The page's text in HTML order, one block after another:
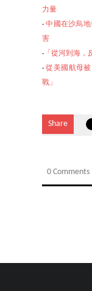
力量
‧中國在沙烏
害
‧ 「從河到海
‧從美國航母
戰」
Share
0 Comments